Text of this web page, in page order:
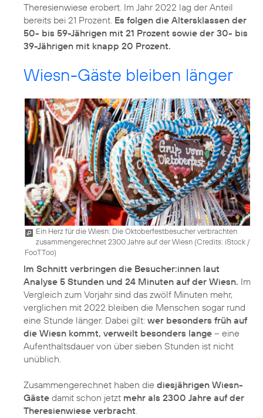
Theresienwiese erobert. Im Jahr 2022 lag der Anteil
bereits bei 21 Prozent. Es folgen die Altersklassen der
50- bis 59-Jährigen mit 21 Prozent sowie der 30- bis
39-Jährigen mit knapp 20 Prozent.
Wiesn-Gäste bleiben länger
Ein Herz für die Wiesn: Die Oktoberfestbesucher verbrachten
zusammengerechnet 2300 Jahre auf der Wiesn (Credits: iStock /
FooTToo)
Im Schnitt verbringen die Besucher:innen laut
Analyse 5 Stunden und 24 Minuten auf der Wiesn. Im
Vergleich zum Vorjahr sind das zwölf Minuten mehr,
verglichen mit 2022 bleiben die Menschen sogar rund
eine Stunde länger. Dabei gilt: wer besonders früh auf
die Wiesn kommt, verweilt besonders lange – eine
Aufenthaltsdauer von über sieben Stunden ist nicht
unüblich.
Zusammengerechnet haben die diesjährigen Wiesn-
Gäste damit schon jetzt mehr als 2300 Jahre auf der
Theresienwiese verbracht